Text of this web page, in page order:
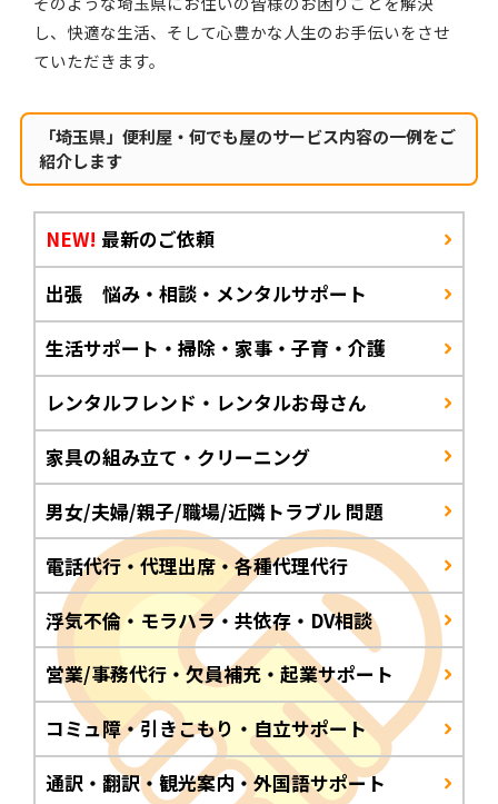
し、快適な生活、そして心豊かな人生のお手伝いをさせ
ていただきます。
「埼玉県」便利屋・何でも屋のサービス内容の一例をご
紹介します
NEW! 最新のご依頼
出張 悩み・相談・メンタルサポート
生活サポート・掃除・家事・子育・介護
レンタルフレンド・レンタルお母さん
家具の組み立て・クリーニング
男女/夫婦/親子/職場/近隣トラブル 問題
電話代行・代理出席・各種代理代行
浮気不倫・モラハラ・共依存・DV相談
営業/事務代行・欠員補充・起業サポート
コミュ障・引きこもり・自立サポート
通訳・翻訳・観光案内・外国語サポート